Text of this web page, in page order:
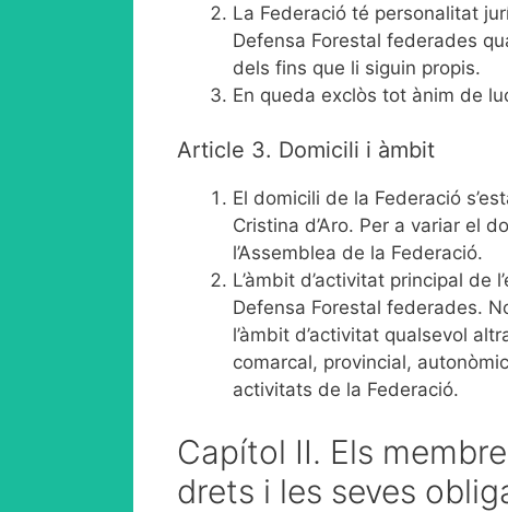
La Federació té personalitat
Defensa Forestal federades
dels fins que li siguin propis.
En queda exclòs tot ànim de
Article 3. Domicili i àmbit
El domicili de la Federació
Cristina d’Aro. Per a variar el
l’Assemblea de la Federació.
L’àmbit d’activitat principal de
Defensa Forestal federades.
l’àmbit d’activitat qualsevol
comarcal, provincial,
activitats de la Federació.
Capítol II. Els
drets i les seves